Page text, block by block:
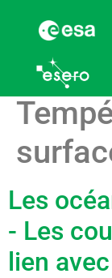
Les
- Les
lien